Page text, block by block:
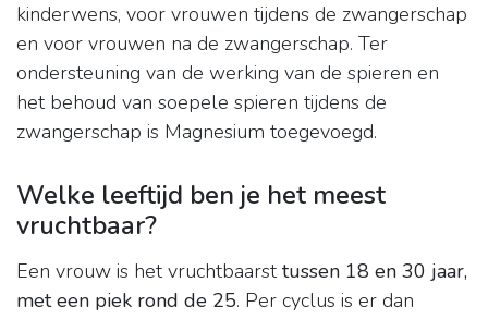
kinderwens, voor vrouwen tijdens de zwangerschap
en voor vrouwen na de zwangerschap. Ter
ondersteuning van de werking van de spieren en
het behoud van soepele spieren tijdens de
zwangerschap is Magnesium toegevoegd.
Welke leeftijd ben je het meest
vruchtbaar?
Een vrouw is het vruchtbaarsttussen 18 en 30 jaar,
met een piek rond de 25. Per cyclus is er dan